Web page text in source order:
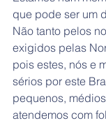
que pode ser um
Não tanto pelos
exigidos pelas
pois estes, nós e
sérios por este
pequenos,
atendemos com